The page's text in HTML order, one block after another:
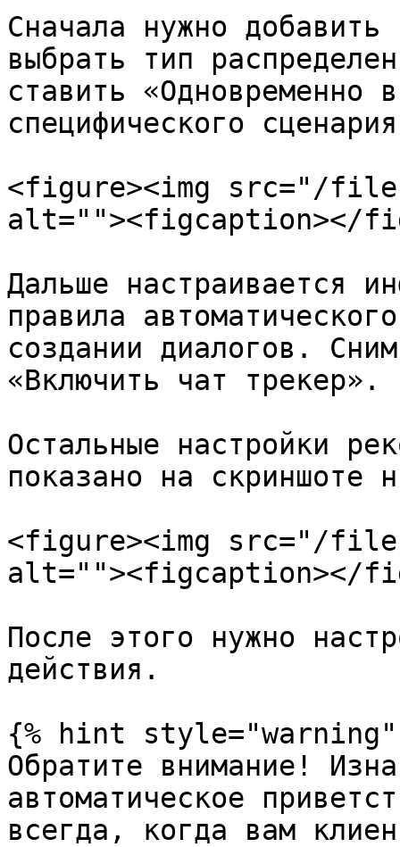
Сначала нужно
выбрать тип
ставить
специфического
<figure><img src="/files/
alt=""><figcaption></
Дальше настраивается
правила
создании диалогов.
«Включить чат трекер».
Остальные настройки
показано на скриншоте
<figure><img src="/files/
alt=""><figcaption></
После этого нужно
действия.
{% hint style="warning"
Обратите внимание!
автоматическое
всегда, когда вам